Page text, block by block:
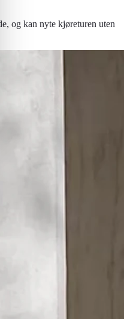
og kan nyte kjøreturen uten